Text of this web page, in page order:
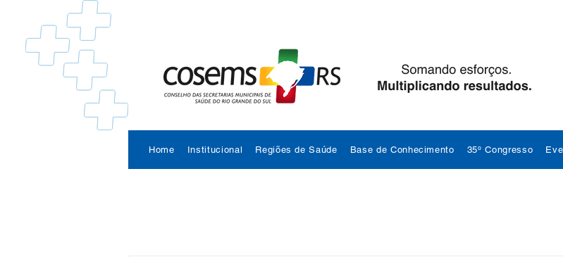
Home Institucional Regiões de Saúde Base de Conhecimento 35º Congresso